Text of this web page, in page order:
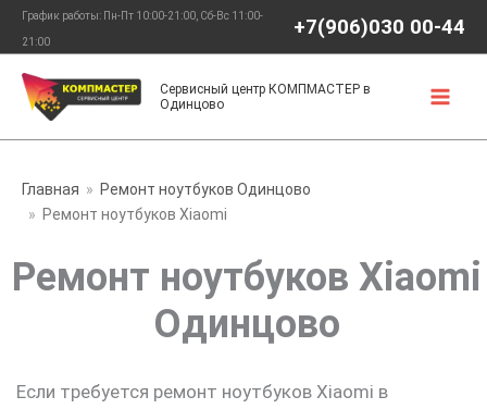
Перейти
содержимому
График работы: Пн-Пт 10:00-21:00, Сб-Вс 11:00-
21:00
+7(906)030 00-44
Сервисный центр КОМПМАСТЕР в
Одинцово
Главная
Ремонт ноутбуков Одинцово
Ремонт ноутбуков Xiaomi
Ремонт ноутбуков Xiaomi
Одинцово
Если требуется ремонт ноутбуков Xiaomi в